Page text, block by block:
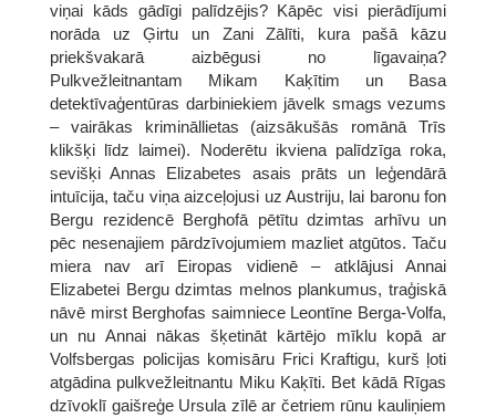
viņai kāds gādīgi palīdzējis? Kāpēc visi pierādījumi
norāda uz Ģirtu un Zani Zālīti, kura pašā kāzu
priekšvakarā aizbēgusi no līgavaiņa?
Pulkvežleitnantam Mikam Kaķītim un Basa
detektīvaģentūras darbiniekiem jāvelk smags vezums
– vairākas krimināllietas (aizsākušās romānā Trīs
klikšķi līdz laimei). Noderētu ikviena palīdzīga roka,
sevišķi Annas Elizabetes asais prāts un leģendārā
intuīcija, taču viņa aizceļojusi uz Austriju, lai baronu fon
Bergu rezidencē Berghofā pētītu dzimtas arhīvu un
pēc nesenajiem pārdzīvojumiem mazliet atgūtos. Taču
miera nav arī Eiropas vidienē – atklājusi Annai
Elizabetei Bergu dzimtas melnos plankumus, traģiskā
nāvē mirst Berghofas saimniece Leontīne Berga-Volfa,
un nu Annai nākas šķetināt kārtējo mīklu kopā ar
Volfsbergas policijas komisāru Frici Kraftigu, kurš ļoti
atgādina pulkvežleitnantu Miku Kaķīti. Bet kādā Rīgas
dzīvoklī gaišreģe Ursula zīlē ar četriem rūnu kauliņiem